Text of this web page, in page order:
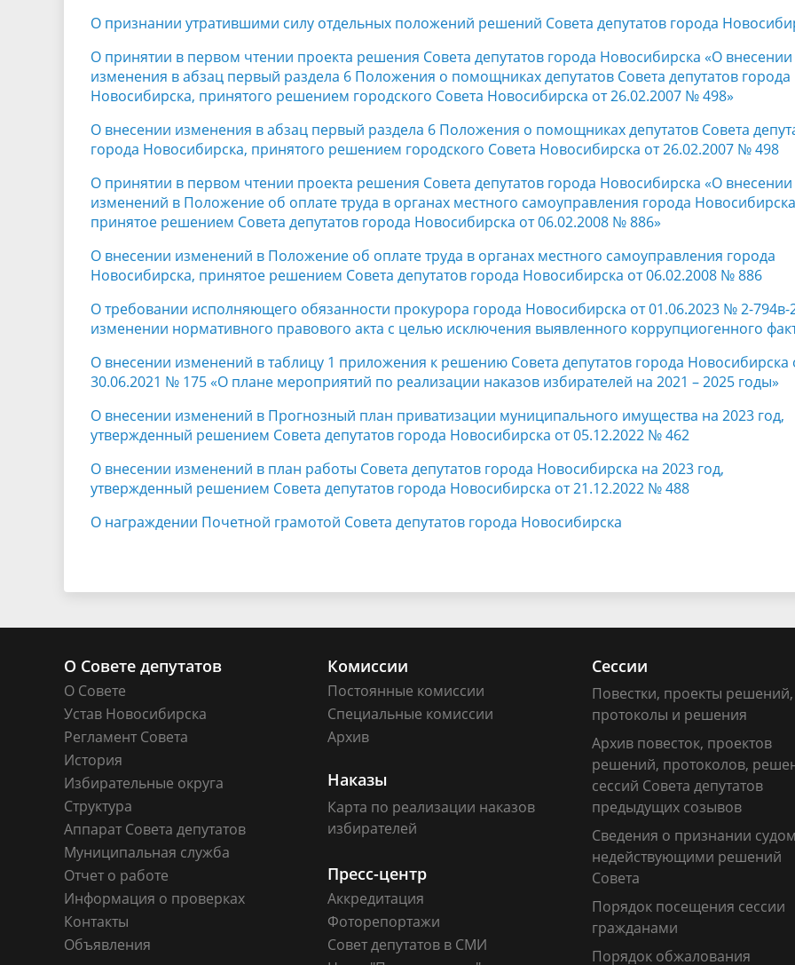
О признании утратившими силу отдельных положений решений Совета депутатов города
О принятии в первом чтении проекта решения Совета депутатов города Новосибирска «О внесении
изменения в абзац первый раздела 6 Положения о помощниках депутатов Совета депутатов города
Новосибирска, принятого решением городского Совета Новосибирска от 26.02.2007 № 498»
О внесении изменения в абзац первый раздела 6 Положения о помощниках депутатов Совета
города Новосибирска, принятого решением городского Совета Новосибирска от 26.02.2007 № 498
О принятии в первом чтении проекта решения Совета депутатов города Новосибирска «О внесении
изменений в Положение об оплате труда в органах местного самоуправления города
принятое решением Совета депутатов города Новосибирска от 06.02.2008 № 886»
О внесении изменений в Положение об оплате труда в органах местного самоуправления города
Новосибирска, принятое решением Совета депутатов города Новосибирска от 06.02.2008 № 886
О требовании исполняющего обязанности прокурора города Новосибирска от 01.06.2023 № 2-794в-
изменении нормативного правового акта с целью исключения выявленного коррупциогенного
О внесении изменений в таблицу 1 приложения к решению Совета депутатов города Новосибирска
30.06.2021 № 175 «О плане мероприятий по реализации наказов избирателей на 2021 – 2025 годы»
О внесении изменений в Прогнозный план приватизации муниципального имущества на 2023 год,
утвержденный решением Совета депутатов города Новосибирска от 05.12.2022 № 462
О внесении изменений в план работы Совета депутатов города Новосибирска на 2023 год,
утвержденный решением Совета депутатов города Новосибирска от 21.12.2022 № 488
О награждении Почетной грамотой Совета депутатов города Новосибирска
О Совете депутатов
О Совете
Устав Новосибирска
Регламент Совета
История
Избирательные округа
Структура
Аппарат Совета депутатов
Муниципальная служба
Отчет о работе
Информация о проверках
Контакты
Объявления
Комиссии
Постоянные комиссии
Специальные комиссии
Архив
Сессии
Повестки, проекты решений,
протоколы и решения
Архив повесток, проектов
решений, протоколов,
сессий Совета депутатов
предыдущих созывов
Сведения о признании судом
недействующими решений
Совета
Порядок посещения сессии
гражданами
Порядок обжалования
Наказы
Карта по реализации наказов
избирателей
Пресс-центр
Аккредитация
Фоторепортажи
Совет депутатов в СМИ